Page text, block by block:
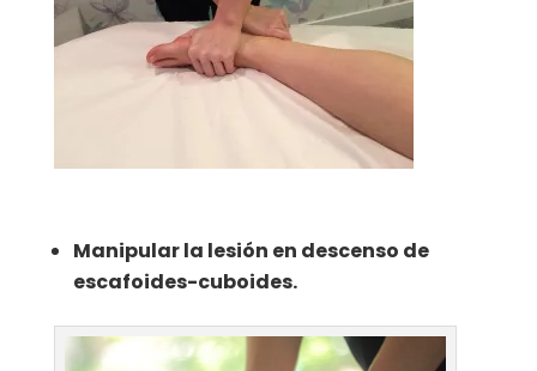
Manipular la lesión en descenso de
escafoides-cuboides.